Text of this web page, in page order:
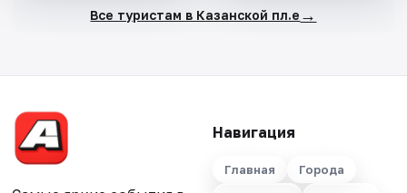
Все туристам в Казанской пл.е →
Навигация
Главная
Города